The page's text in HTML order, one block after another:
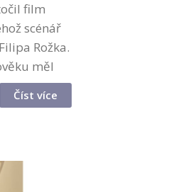
film
scénář
Rožka.
měl
Číst více